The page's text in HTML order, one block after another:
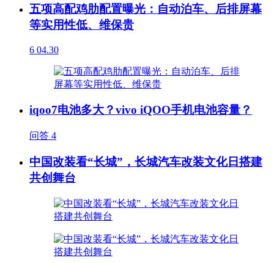
五项高配鸡肋配置曝光：自动泊车、后排屏幕
等实用性低、维保贵
6 04.30
iqoo7电池多大？vivo iQOO手机电池容量？
问答 4
中国改装看“长城”，长城汽车改装文化日搭建
共创舞台